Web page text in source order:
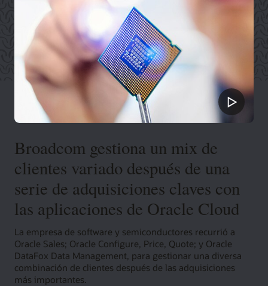
Broadcom gestiona un mix de
clientes variado después de una
serie de adquisiciones claves con
las aplicaciones de Oracle Cloud
La empresa de software y semiconductores recurrió a
Oracle Sales; Oracle Configure, Price, Quote; y Oracle
DataFox Data Management, para gestionar una diversa
combinación de clientes después de las adquisiciones
más importantes.